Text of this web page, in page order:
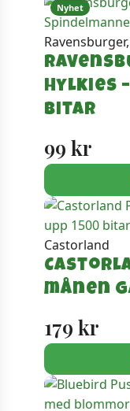
Nyhet
Hylkies
bitar
99 kr
Castorland
månen
179 kr